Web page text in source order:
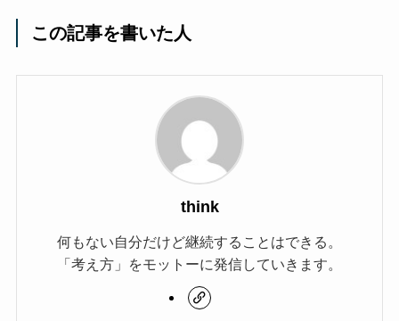
この記事を書いた人
think
何もない自分だけど継続することはできる。
「考え方」をモットーに発信していきます。